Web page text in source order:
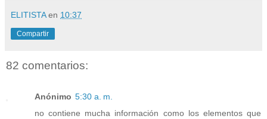
ELITISTA en 10:37
Compartir
82 comentarios:
Anónimo 5:30 a. m.
no contiene mucha información como los elementos que